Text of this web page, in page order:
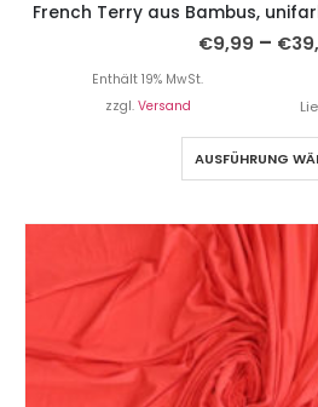
French Terry aus Bambus,
€9,99 – €
Enthält 19% MwSt.
zzgl. Versand
AUSFÜHRUNG